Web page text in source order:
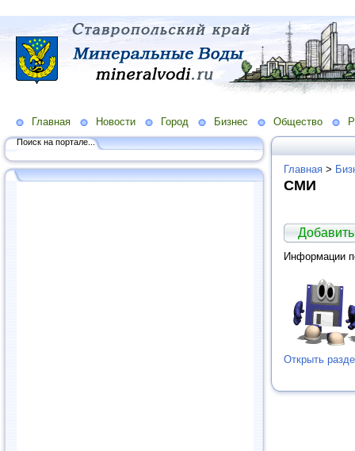
Главная Новости Город Бизнес Общество
Поиск на портале...
Главная >
СМИ
Информации
Открыть